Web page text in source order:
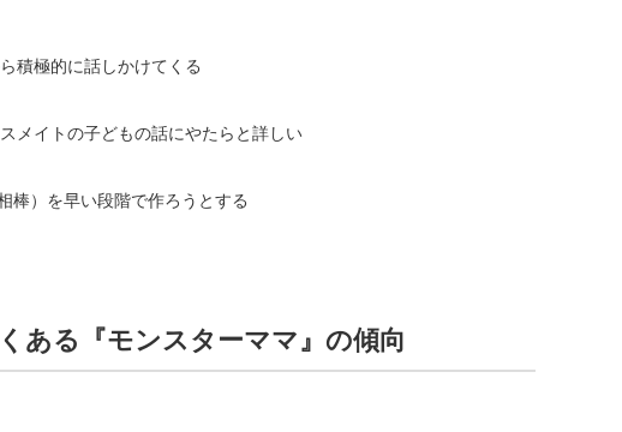
積極的に話しかけてくる
メイトの子どもの話にやたらと詳しい
棒）を早い段階で作ろうとする
ある『モンスターママ』の傾向